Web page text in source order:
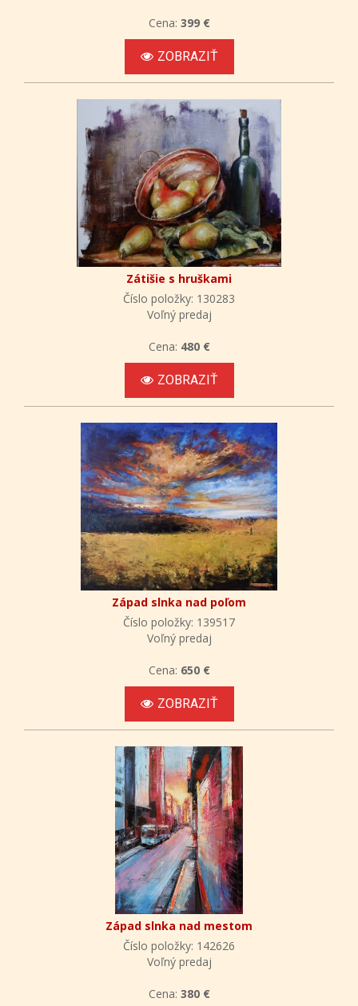
Cena: 399 €
ZOBRAZIŤ
Zátišie s hruškami
Číslo položky: 130283
Voľný predaj
Cena: 480 €
ZOBRAZIŤ
Západ slnka nad poľom
Číslo položky: 139517
Voľný predaj
Cena: 650 €
ZOBRAZIŤ
Západ slnka nad mestom
Číslo položky: 142626
Voľný predaj
Cena: 380 €